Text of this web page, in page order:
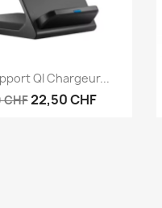
Anteprima
QI Chargeur...
22,50 CHF